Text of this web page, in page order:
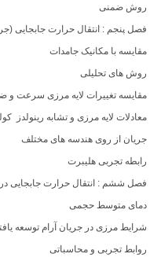
روش ضمنی
فصل پنجم : انتقال حرارت جابجایی
مقایسه با مکانیک جامدات
روش های تحلیلی
مقایسه تغییرات لایه مرزی سرعت
معادلات لایه مرزی و تشابه رینولدز
جریان از روی هندسه های مختلف
رابطه تجربی هلیبرت
فصل ششم : انتقال حرارت جابجایی در
دمای متوسط حجمی
شرایط مرزی در جریان آرام توسعه
روابط تجربی و محاسباتی